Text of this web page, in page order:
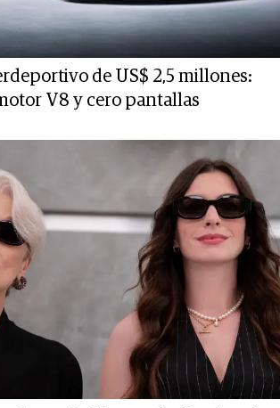
de US$ 2,5 millones:
V8 y cero pantallas